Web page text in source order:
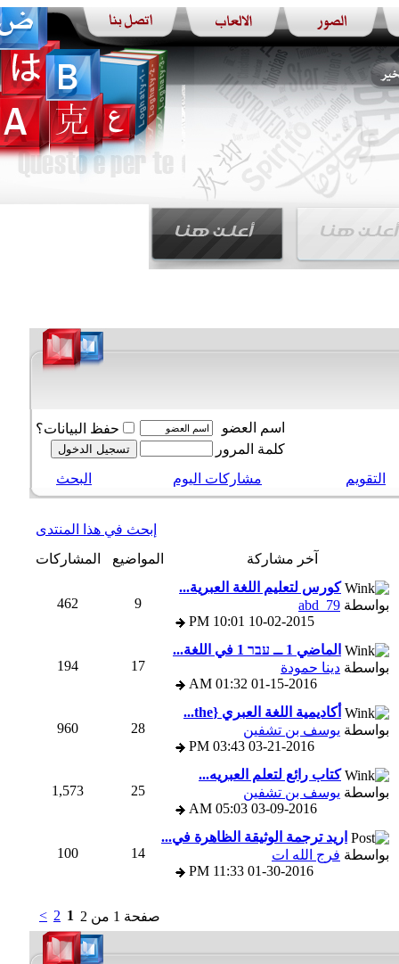
اسم العضو
حفظ البيانات؟
كلمة المرور
التقويم
مشاركات اليوم البحث
إبحث في هذا المنتدى
آخر مشاركة
المواضيع
المشاركات
كورس لتعليم اللغة العبرية...
بواسطةabd_79
10-02-2015
10:01 PM
462
الماضي 1 ــ עבר 1 في اللغة...
بواسطةدينا حمودة
01-15-2016
01:32 AM
17
194
أكاديمية اللغة العبري {the...
بواسطةيوسف بن تشفين
03-21-2016
03:43 PM
28
960
كتاب رائع لتعلم العبريه...
بواسطةيوسف بن تشفين
03-09-2016
05:03 AM
25
1,573
اريد ترجمة الوثيقة الظاهرة في...
بواسطةفرج الله ات
01-30-2016
11:33 PM
14
100
صفحة 1 من 2 >